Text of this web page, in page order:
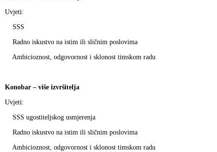
Uvjeti:
SSS
Radno iskustvo na istim ili sličnim poslovima
Ambicioznost, odgovornost i sklonost timskom radu
Konobar – više izvršitelja
Uvjeti:
SSS ugostiteljskog usmjerenja
Radno iskustvo na istim ili sličnim poslovima
Ambicioznost, odgovornost i sklonost timskom radu